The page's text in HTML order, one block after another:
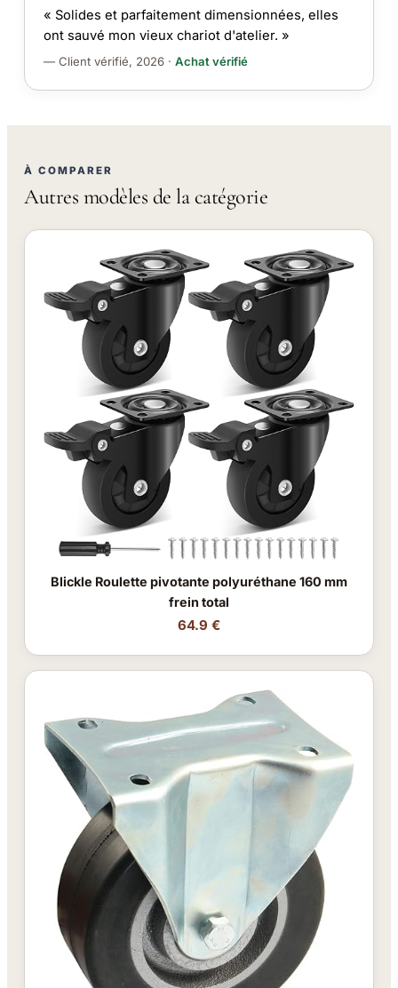
« Solides et parfaitement dimensionnées, elles
ont sauvé mon vieux chariot d'atelier. »
— Client vérifié, 2026 · Achat vérifié
À COMPARER
Autres modèles de la catégorie
Blickle Roulette pivotante polyuréthane 160 mm
frein total
64.9 €